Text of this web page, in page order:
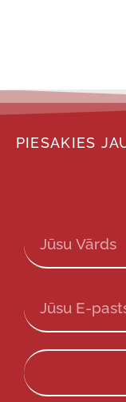
PIESAKIES